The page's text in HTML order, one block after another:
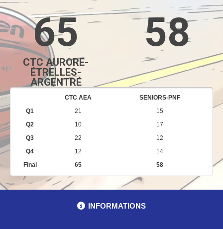
65 58
CTC AURORE-
ÉTRELLES-
ARGENTRÉ
CTC AEA
SENIORS-PNF
Q1
21
15
Q2
10
17
Q3
22
12
Q4
12
14
Final
65 58
INFORMATIONS